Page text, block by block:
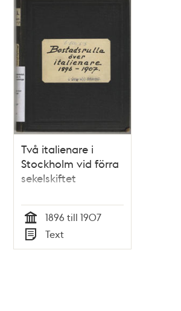
Två italienare i
Stockholm vid förra
sekelskiftet
Tid
1896 till 1907
Typ
Text